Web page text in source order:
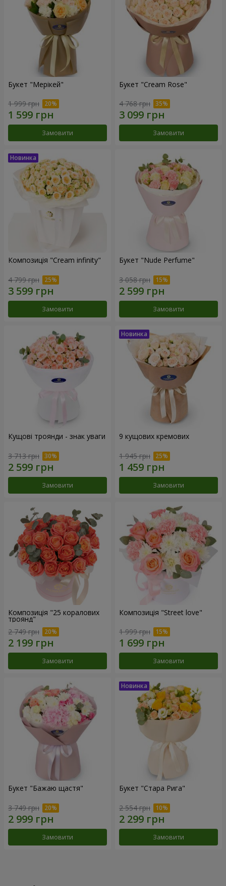
Букет "Мерікей"
1 999 грн
Замовити
Букет "Cream Rose"
4 768 грн
Замовити
Композиція "Cream infinity"
4 799 грн
Замовити
Букет "Nude Perfume"
3 058 грн
Замовити
Кущові троянди - знак уваги
3 713 грн
Замовити
9 кущових кремових
1 945 грн
Замовити
Композиція "25 коралових
троянд"
2 749 грн
Замовити
Композиція "Street love"
1 999 грн
Замовити
Букет "Бажаю щастя"
3 749 грн
Замовити
Букет "Стара Рига"
2 554 грн
Замовити